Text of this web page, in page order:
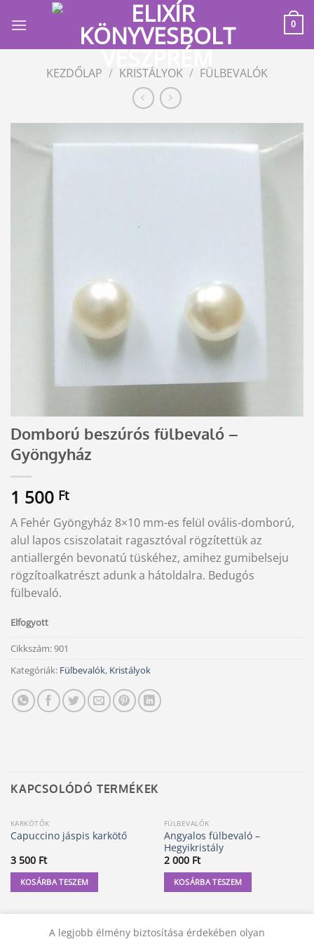
0
KEZDŐLAP / KRISTÁLYOK / FÜLBEVALÓK
Domború beszúrós fülbevaló –
Gyöngyház
1 500 Ft
A Fehér Gyöngyház 8×10 mm-es felül ovális-domború,
alul lapos csiszolatait ragasztóval rögzítettük az
antiallergén bevonatú tüskéhez, amihez gumibelseju
rögzítoalkatrészt adunk a hátoldalra. Bedugós
fülbevaló.
Elfogyott
Cikkszám:901
Kategóriák: Fülbevalók, Kristályok
KAPCSOLÓDÓ TERMÉKEK
KARKÖTŐK
Capuccino jáspis karkötő
3 500 Ft
KOSÁRBA TESZEM
FÜLBEVALÓK
Angyalos fülbevaló –
Hegyikristály
2 000 Ft
KOSÁRBA TESZEM
A legjobb élmény biztosítása érdekében olyan